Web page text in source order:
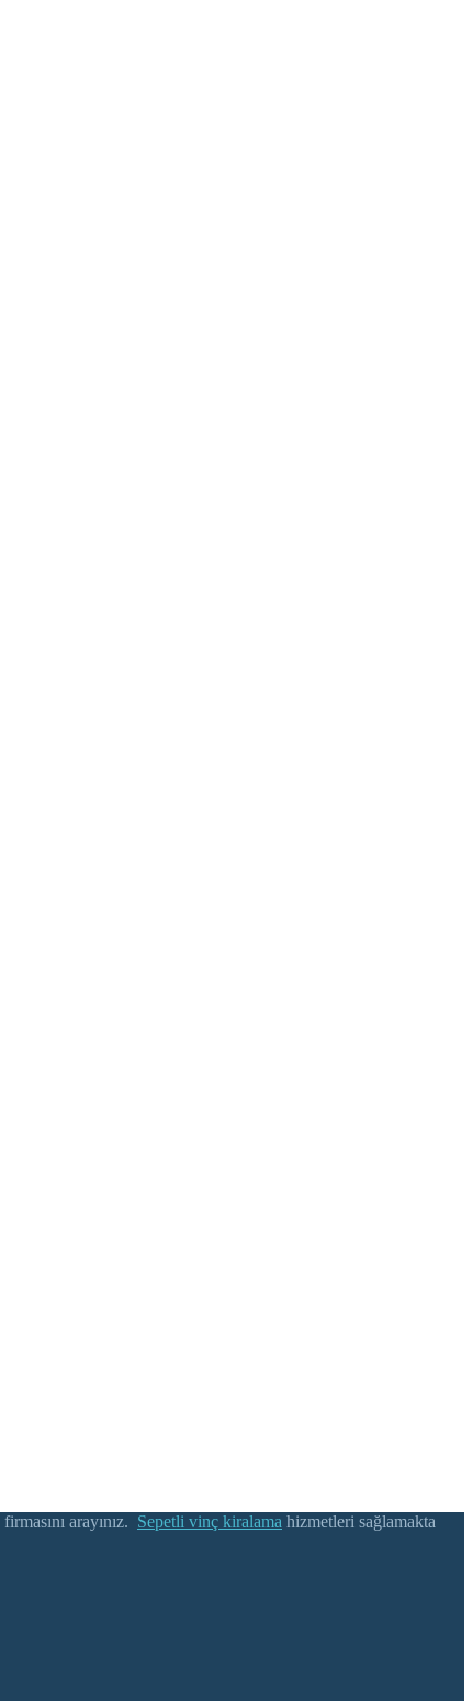
firmasını arayınız. Sepetli vinç kiralama hizmetleri sağlamakta